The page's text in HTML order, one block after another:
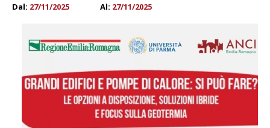
Dal: 27/11/2025 Al: 27/11/2025